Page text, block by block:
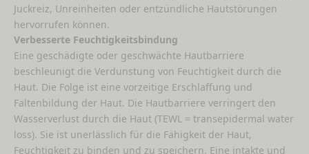
Juckreiz, Unreinheiten oder entzündliche Hautstörungen
hervorrufen können.
Verbesserte Feuchtigkeitsbindung
Eine geschädigte oder geschwächte Hautbarriere
beschleunigt die Verdunstung von Feuchtigkeit durch die
Haut. Die Folge ist eine vorzeitige Erschlaffung und
Faltenbildung der Haut. Die Hautbarriere verringert den
Wasserverlust durch die Haut (TEWL = transepidermal water
loss). Sie ist unerlässlich für die Fähigkeit der Haut,
Feuchtigkeit zu binden und zu speichern. Eine intakte und